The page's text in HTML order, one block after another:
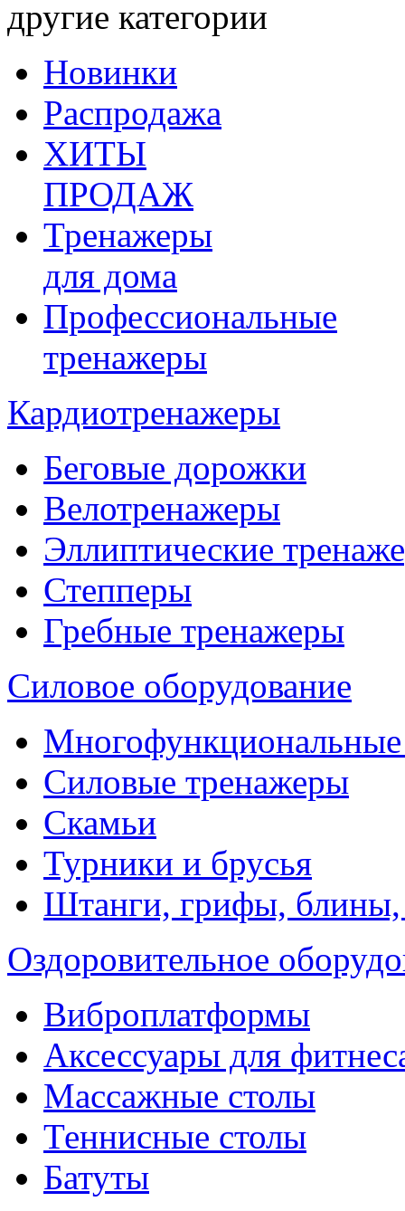
другие категории
Новинки
Распродажа
ХИТЫ
ПРОДАЖ
Тренажеры
для дома
Профессиональные
тренажеры
Кардиотренажеры
Беговые дорожки
Велотренажеры
Эллиптические
Степперы
Гребные тренажеры
Силовое оборудование
Силовые тренажеры
Скамьи
Турники и брусья
Штанги, грифы, блины,
Оздоровительное
Виброплатформы
Аксессуары для
Массажные столы
Теннисные столы
Батуты